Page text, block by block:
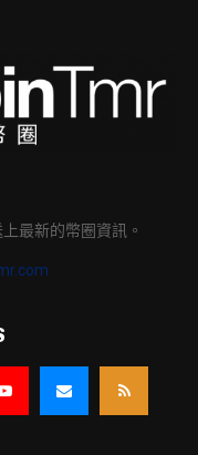
最新的幣圈資訊。